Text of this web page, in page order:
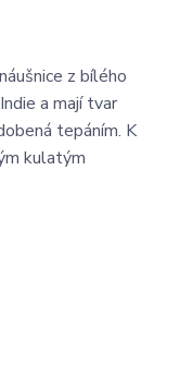
z bílého
a mají tvar
tepáním. K
kulatým